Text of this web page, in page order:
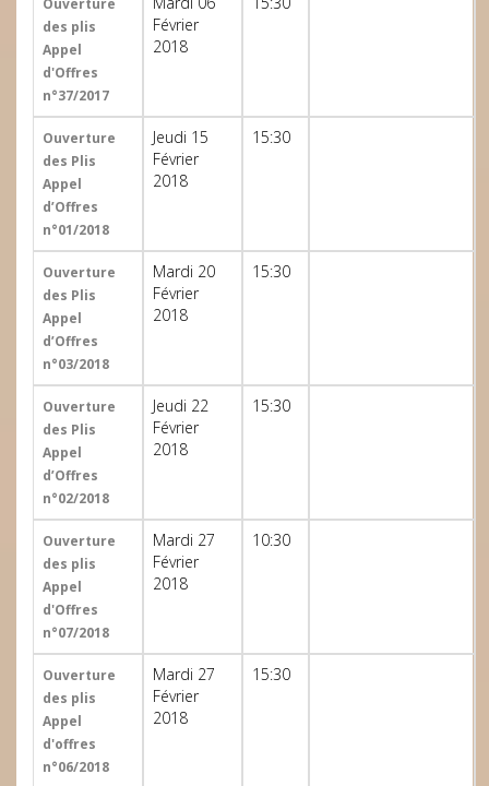
Ouverture
des plis
Appel
d'Offres
n°37/2017
Février
2018
Ouverture
des Plis
Appel
d’Offres
n°01/2018
Jeudi 15
Février
2018
15:30
Ouverture
des Plis
Appel
d’Offres
n°03/2018
Mardi 20
Février
2018
15:30
Ouverture
des Plis
Appel
d’Offres
n°02/2018
Jeudi 22
Février
2018
15:30
Ouverture
des plis
Appel
d'Offres
n°07/2018
Mardi 27
Février
2018
10:30
Ouverture
des plis
Appel
d'offres
n°06/2018
Mardi 27
Février
2018
15:30